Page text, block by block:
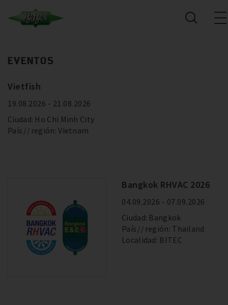
EVENTOS
Vietfish
19.08.2026 - 21.08.2026
Ciudad: Ho Chi Minh City
País
región: Vietnam
Bangkok RHVAC 2026
04.09.2026 - 07.09.2026
Ciudad: Bangkok
País
región: Thailand
Localidad: BITEC